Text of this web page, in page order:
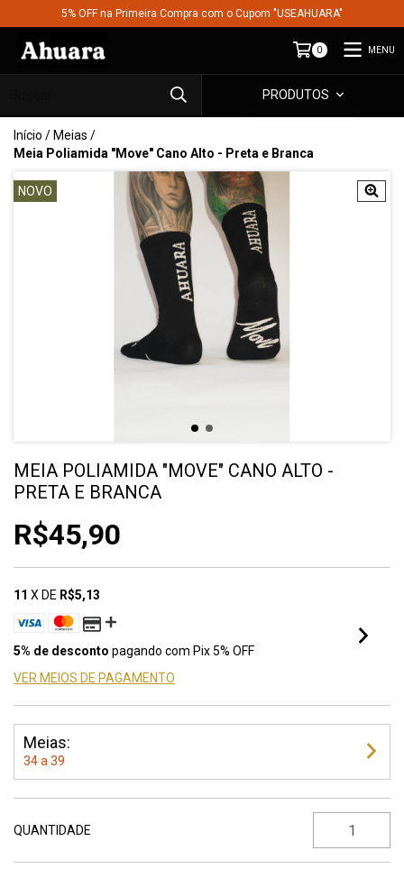
5% OFF na Primeira Compra com o Cupom "USEAHUARA"
0 MENU
PRODUTOS
Início / Meias /
Meia Poliamida "Move" Cano Alto - Preta e Branca
NOVO
MEIA POLIAMIDA "MOVE" CANO ALTO -
PRETA E BRANCA
R$45,90
11 X DE R$5,13
5% de desconto pagando com Pix 5% OFF
VER MEIOS DE PAGAMENTO
Meias:
34 a 39
QUANTIDADE